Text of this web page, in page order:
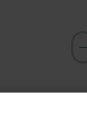
zęba.